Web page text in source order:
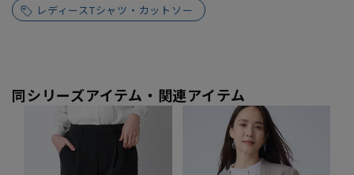
レディースTシャツ・カットソー
同シリーズアイテム・関連アイテム